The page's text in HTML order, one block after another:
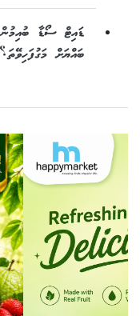
ޑައިޓް ސޯޑާ
ބައްޔަށް މަގުފަހިވޭތަ؟